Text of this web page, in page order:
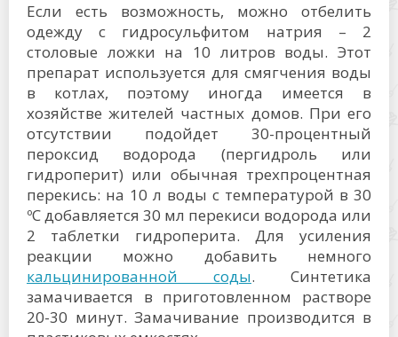
Если есть возможность, можно отбелить
одежду с гидросульфитом натрия – 2
столовые ложки на 10 литров воды. Этот
препарат используется для смягчения воды
в котлах, поэтому иногда имеется в
хозяйстве жителей частных домов. При его
отсутствии подойдет 30-процентный
пероксид водорода (пергидроль или
гидроперит) или обычная трехпроцентная
перекись: на 10 л воды с температурой в 30
ºС добавляется 30 мл перекиси водорода или
2 таблетки гидроперита. Для усиления
реакции можно добавить немного
кальцинированной соды. Синтетика
замачивается в приготовленном растворе
20-30 минут. Замачивание производится в